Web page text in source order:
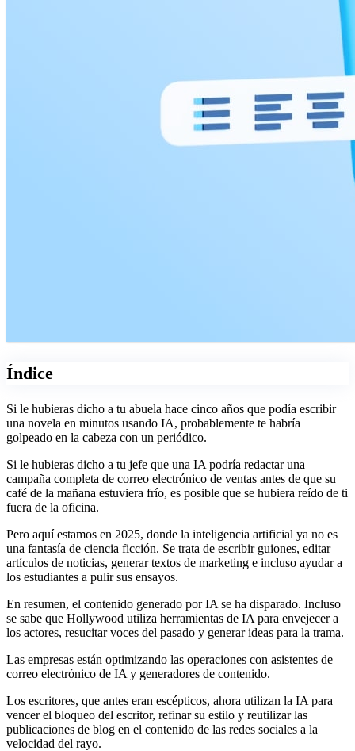
Índice
Si le hubieras dicho a tu abuela hace cinco años que podía escribir
una novela en minutos usando IA, probablemente te habría
golpeado en la cabeza con un periódico.
Si le hubieras dicho a tu jefe que una IA podría redactar una
campaña completa de correo electrónico de ventas antes de que su
café de la mañana estuviera frío, es posible que se hubiera reído de ti
fuera de la oficina.
Pero aquí estamos en 2025, donde la inteligencia artificial ya no es
una fantasía de ciencia ficción. Se trata de escribir guiones, editar
artículos de noticias, generar textos de marketing e incluso ayudar a
los estudiantes a pulir sus ensayos.
En resumen, el contenido generado por IA se ha disparado. Incluso
se sabe que Hollywood utiliza herramientas de IA para envejecer a
los actores, resucitar voces del pasado y generar ideas para la trama.
Las empresas están optimizando las operaciones con asistentes de
correo electrónico de IA y generadores de contenido.
Los escritores, que antes eran escépticos, ahora utilizan la IA para
vencer el bloqueo del escritor, refinar su estilo y reutilizar las
publicaciones de blog en el contenido de las redes sociales a la
velocidad del rayo.